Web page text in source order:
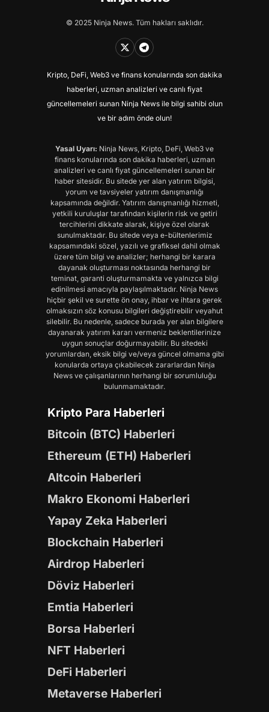
© 2025 Ninja News. Tüm hakları saklıdır.
Kripto, DeFi, Web3 ve finans konularında son dakika
haberleri, uzman analizleri ve canlı fiyat
güncellemeleri sunan Ninja News ile bilgi sahibi olun
ve bir adım önde olun!
Yasal Uyarı: Ninja News, Kripto, DeFi, Web3 ve
finans konularında son dakika haberleri, uzman
analizleri ve canlı fiyat güncellemeleri sunan bir
haber sitesidir. Bu sitede yer alan yatırım bilgisi,
yorum ve tavsiyeler yatırım danışmanlığı
kapsamında değildir. Yatırım danışmanlığı hizmeti,
yetkili kuruluşlar tarafından kişilerin risk ve getiri
tercihlerini dikkate alarak, kişiye özel olarak
sunulmaktadır. Bu sitede veya e-bültenlerimiz
kapsamındaki sözel, yazılı ve grafiksel dahil olmak
üzere tüm bilgi ve analizler; herhangi bir karara
dayanak oluşturması noktasında herhangi bir
teminat, garanti oluşturmamakta ve yalnızca bilgi
edinilmesi amacıyla paylaşılmaktadır. Ninja News
hiçbir şekil ve surette ön onay, ihbar ve ihtara gerek
olmaksızın söz konusu bilgileri değiştirebilir veyahut
silebilir. Bu nedenle, sadece burada yer alan bilgilere
dayanarak yatırım kararı vermeniz beklentilerinize
uygun sonuçlar doğurmayabilir. Bu sitedeki
yorumlardan, eksik bilgi ve/veya güncel olmama gibi
konularda ortaya çıkabilecek zararlardan Ninja
News ve çalışanlarının herhangi bir sorumluluğu
bulunmamaktadır.
Kripto Para Haberleri
Bitcoin (BTC) Haberleri
Ethereum (ETH) Haberleri
Altcoin Haberleri
Makro Ekonomi Haberleri
Yapay Zeka Haberleri
Blockchain Haberleri
Airdrop Haberleri
Döviz Haberleri
Emtia Haberleri
Borsa Haberleri
NFT Haberleri
DeFi Haberleri
Metaverse Haberleri